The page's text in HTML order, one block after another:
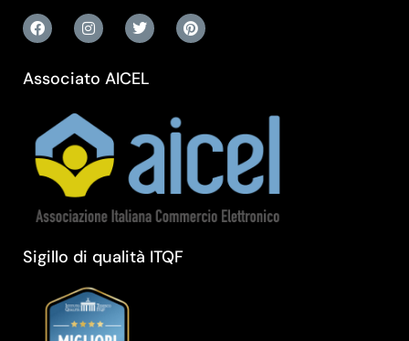
Associato AICEL
Sigillo di qualità ITQF